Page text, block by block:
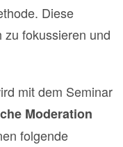
Diese
fokussieren und
mit dem Seminar
Moderation
folgende